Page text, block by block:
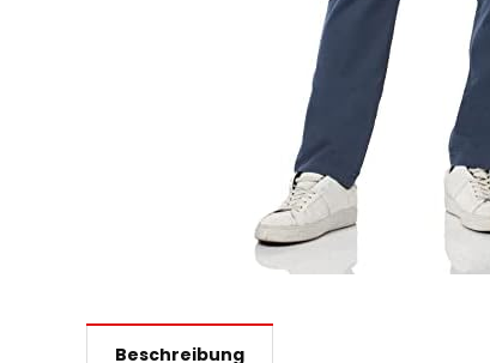
Beschreibung